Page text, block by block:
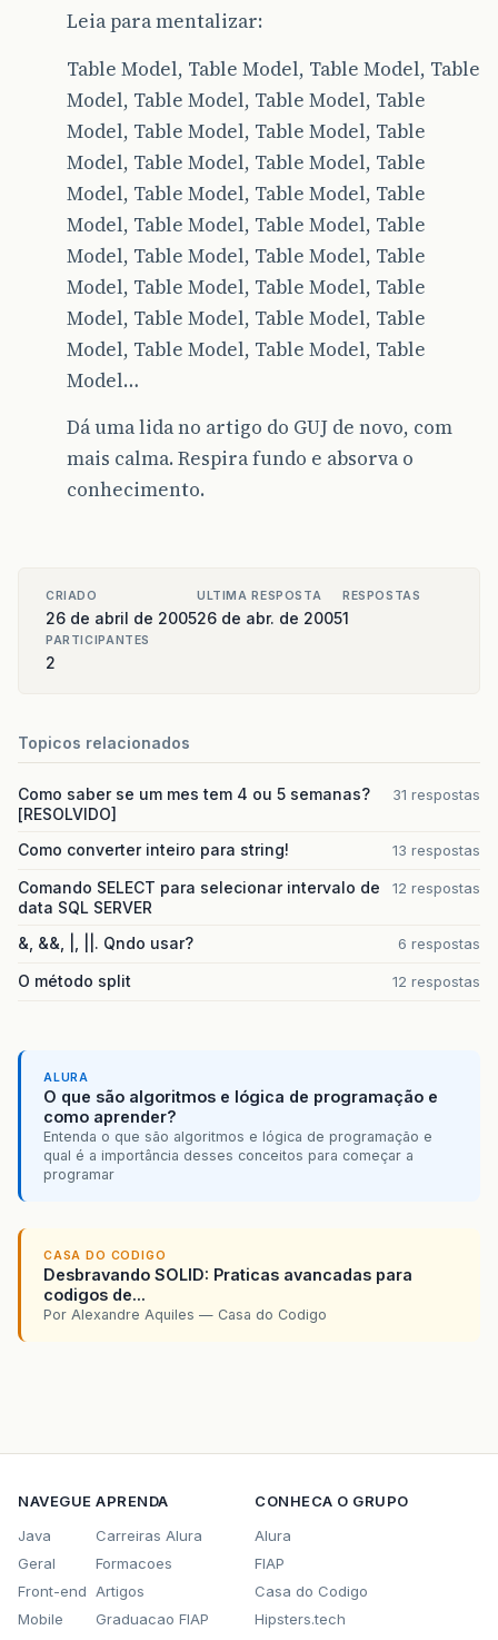
Leia para mentalizar:
Table Model, Table Model, Table Model, Table
Model, Table Model, Table Model, Table
Model, Table Model, Table Model, Table
Model, Table Model, Table Model, Table
Model, Table Model, Table Model, Table
Model, Table Model, Table Model, Table
Model, Table Model, Table Model, Table
Model, Table Model, Table Model, Table
Model, Table Model, Table Model, Table
Model, Table Model, Table Model, Table
Model…
Dá uma lida no artigo do GUJ de novo, com
mais calma. Respira fundo e absorva o
conhecimento.
CRIADO
26 de abril de 2005
ULTIMA RESPOSTA
26 de abr. de 2005
RESPOSTAS
1
PARTICIPANTES
2
Topicos relacionados
Como saber se um mes tem 4 ou 5 semanas?
[RESOLVIDO]
31 respostas
Como converter inteiro para string! 13 respostas
Comando SELECT para selecionar intervalo de
data SQL SERVER
12 respostas
&, &&, |, ||. Qndo usar? 6 respostas
O método split 12 respostas
ALURA
O que são algoritmos e lógica de programação e
como aprender?
Entenda o que são algoritmos e lógica de programação e
qual é a importância desses conceitos para começar a
programar
CASA DO CODIGO
Desbravando SOLID: Praticas avancadas para
codigos de...
Por Alexandre Aquiles — Casa do Codigo
NAVEGUE
Java
Geral
Front-end
Mobile
APRENDA
Carreiras Alura
Formacoes
Artigos
Graduacao FIAP
CONHECA O GRUPO
Alura
FIAP
Casa do Codigo
Hipsters.tech